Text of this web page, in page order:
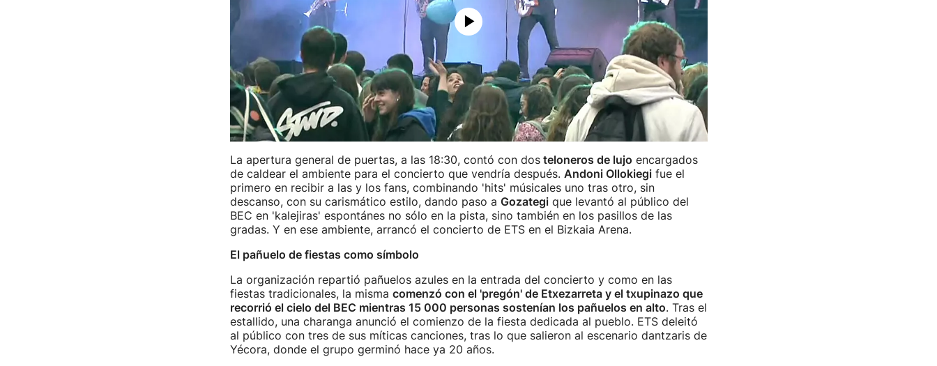
La apertura general de puertas, a las 18:30, contó con dosteloneros de lujo encargados
de caldear el ambiente para el concierto que vendría después. Andoni Ollokiegifue el
primero en recibir a las y los fans, combinando 'hits' músicales uno tras otro, sin
descanso, con su carismático estilo, dando paso a Gozategique levantó al público del
BEC en 'kalejiras' espontánes no sólo en la pista, sino también en los pasillos de las
gradas. Y en ese ambiente, arrancó el concierto de ETS en el Bizkaia Arena.
El pañuelo de fiestas como símbolo
La organización repartió pañuelos azules en la entrada del concierto y como en las
fiestas tradicionales, la misma comenzó con el 'pregón' de Etxezarreta y el txupinazo que
recorrió el cielo del BEC mientras 15 000 personas sostenían los pañuelos en alto. Tras el
estallido, una charanga anunció el comienzo de la fiesta dedicada al pueblo. ETS deleitó
al público con tres de sus míticas canciones, tras lo que salieron al escenario dantzaris de
Yécora, donde el grupo germinó hace ya 20 años.